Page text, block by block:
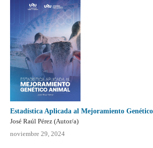
Estadística Aplicada al Mejoramiento
José Raúl Pérez (Autor/a)
noviembre 29, 2024